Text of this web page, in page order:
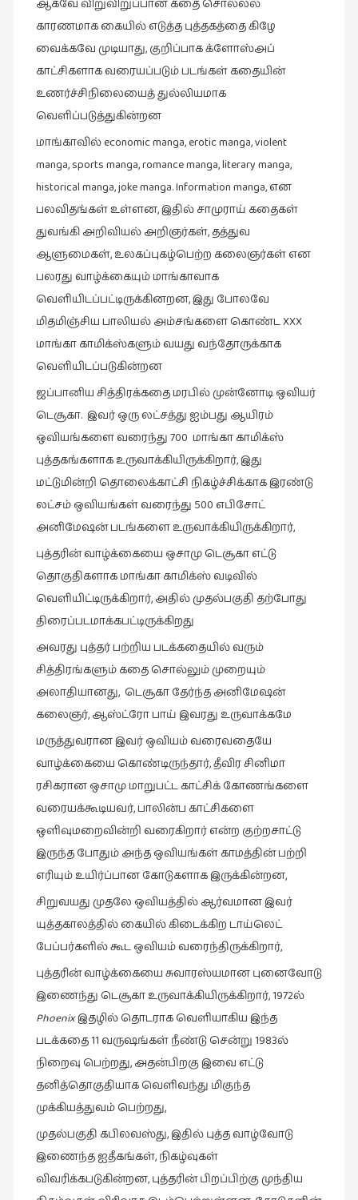
ஓவியங்கள்
ஓவியங்கள்
கட்டுரைகள்
கட்டுரைகள்
கதைகள்
செல்லும்
பாதை
கல்வி
கல்வி
கவிஞனும்
கவிதையும்
கவிதை
காந்தியின்
நிழலில்
காமிக்ஸ்
காலைக்
குறிப்புகள்
குறுங்கதை
குறும்படம்
குற்றமுகங்கள்
சிறிய
உண்மைகள்
சிறுகதை
சினிமா
சுழலும்
பார்வைகள்
தனிமை
கொண்டவர்கள்
திரை
எழுத்து
ஆகவே விறுவிறுப்பான கதை சொல்லல்
காரணமாக கையில் எடுத்த புத்தகத்தை கிழே
வைக்கவே முடியாது, குறிப்பாக க்ளோஸ்அப்
காட்சிகளாக வரையப்படும் படங்கள் கதையின்
உணர்ச்சிநிலையைத் துல்லியமாக
வெளிப்படுத்துகின்றன
மாங்காவில் economic manga, erotic manga, violent
manga, sports manga, romance manga, literary manga,
historical manga, joke manga. Information manga, என
பலவிதங்கள் உள்ளன, இதில் சாமுராய் கதைகள்
துவங்கி அறிவியல் அறிஞர்கள், தத்துவ
ஆளுமைகள், உலகப்புகழ்பெற்ற கலைஞர்கள் என
பலரது வாழ்க்கையும் மாங்காவாக
வெளியிடப்பட்டிருக்கினறன, இது போலவே
மிதமிஞ்சிய பாலியல் அம்சங்களை கொண்ட XXX
மாங்கா காமிக்ஸ்களும் வயது வந்தோருக்காக
வெளியிடப்படுகின்றன
ஜப்பானிய சித்திரக்கதை மரபில் முன்னோடி ஒவியர்
டெசூகா. இவர் ஒரு லட்சத்து ஐம்பது ஆயிரம்
ஒவியங்களை வரைந்து 700 மாங்கா காமிக்ஸ்
புத்தகங்களாக உருவாக்கியிருக்கிறார், இது
மட்டுமின்றி தொலைக்காட்சி நிகழ்ச்சிக்காக இரண்டு
லட்சம் ஒவியங்கள் வரைந்து 500 எபிசோட்
அனிமேஷன் படங்களை உருவாக்கியிருக்கிறார்,
புத்தரின் வாழ்க்கையை ஒசாமு டெசூகா எட்டு
தொகுதிகளாக மாங்கா காமிக்ஸ் வடிவில்
வெளியிட்டிருக்கிறார், அதில் முதல்பகுதி தற்போது
திரைப்படமாக்கபட்டிருக்கிறது
அவரது புத்தர் பற்றிய படக்கதையில் வரும்
சித்திரங்களும் கதை சொல்லும் முறையும்
அலாதியானது, டெசூகா தேர்ந்த அனிமேஷன்
கலைஞர், ஆஸ்ட்ரோ பாய் இவரது உருவாக்கமே
மருத்துவரான இவர் ஒவியம் வரைவதையே
வாழ்க்கையை கொண்டிருந்தார், தீவிர சினிமா
ரசிகரான ஒசாமு மாறுபட்ட காட்சிக் கோணங்களை
வரையக்கூடியவர், பாலின்ப காட்சிகளை
ஒளிவுமறைவின்றி வரைகிறார் என்ற குற்றசாட்டு
இருந்த போதும் அந்த ஒவியங்கள் காமத்தின் பற்றி
எரியும் உயிர்ப்பான கோடுகளாக இருக்கின்றன,
சிறுவயது முதலே ஒவியத்தில் ஆர்வமான இவர்
யுத்தகாலத்தில் கையில் கிடைக்கிற டாய்லெட்
பேப்பர்களில் கூட ஒவியம் வரைந்திருக்கிறார்,
புத்தரின் வாழ்க்கையை சுவாரஸ்யமான புனைவோடு
இணைந்து டெசூகா உருவாக்கியிருக்கிறார், 1972ல்
Phoenixஇதழில் தொடராக வெளியாகிய இந்த
படக்கதை 11 வருஷங்கள் நீண்டு சென்று 1983ல்
நிறைவு பெற்றது, அதன்பிறகு இவை எட்டு
தனித்தொகுதியாக வெளிவந்து மிகுந்த
முக்கியத்துவம் பெற்றது,
முதல்பகுதி கபிலவஸ்து, இதில் புத்த வாழ்வோடு
இணைந்த ஐதீகங்கள், நிகழ்வுகள்
விவரிக்கபடுகின்றன, புத்தரின் பிறப்பிற்கு முந்திய